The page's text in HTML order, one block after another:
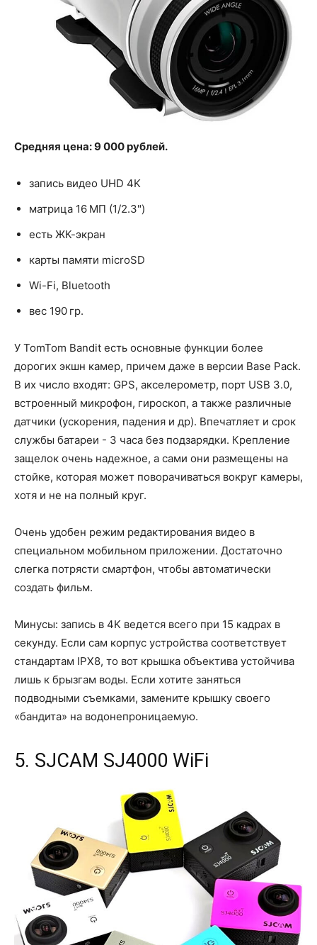
Средняя цена: 9 000 рублей.
запись видео UHD 4K
матрица 16 МП (1/2.3")
есть ЖК-экран
карты памяти microSD
Wi-Fi, Bluetooth
вес 190 гр.
У TomTom Bandit есть основные функции более
дорогих экшн камер, причем даже в версии Base Pack.
В их число входят: GPS, акселерометр, порт USB 3.0,
встроенный микрофон, гироскоп, а также различные
датчики (ускорения, падения и др). Впечатляет и срок
службы батареи - 3 часа без подзарядки. Крепление
защелок очень надежное, а сами они размещены на
стойке, которая может поворачиваться вокруг камеры,
хотя и не на полный круг.
Очень удобен режим редактирования видео в
специальном мобильном приложении. Достаточно
слегка потрясти смартфон, чтобы автоматически
создать фильм.
Минусы: запись в 4K ведется всего при 15 кадрах в
секунду. Если сам корпус устройства соответствует
стандартам IPX8, то вот крышка объектива устойчива
лишь к брызгам воды. Если хотите заняться
подводными съемками, замените крышку своего
«бандита» на водонепроницаемую.
5. SJCAM SJ4000 WiFi